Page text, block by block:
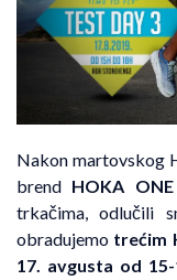
Nakon martovskog
brend HOKA
trkačima, odlučili
obradujemo trećim
17. avgusta od